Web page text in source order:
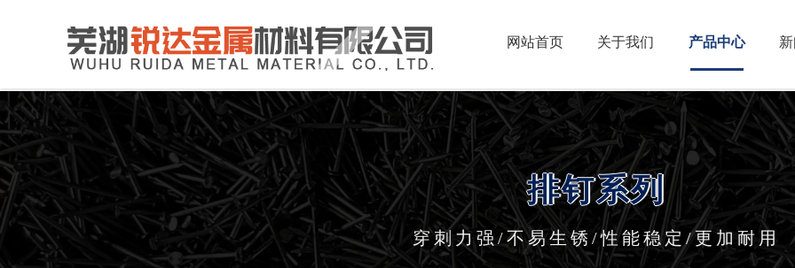
网站首页 关于我们 产品中心
排钉系列
穿刺力强/不易生锈/性能稳定/更加耐用